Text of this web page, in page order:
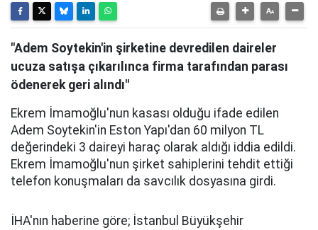
"Adem Soytekin'in şirketine devredilen daireler
ucuza satışa çıkarılınca firma tarafından parası
ödenerek geri alındı"
Ekrem İmamoğlu'nun kasası olduğu ifade edilen
Adem Soytekin'in Eston Yapı'dan 60 milyon TL
değerindeki 3 daireyi haraç olarak aldığı iddia edildi.
Ekrem İmamoğlu'nun şirket sahiplerini tehdit ettiği
telefon konuşmaları da savcılık dosyasına girdi.
İHA'nın haberine göre; İstanbul Büyükşehir